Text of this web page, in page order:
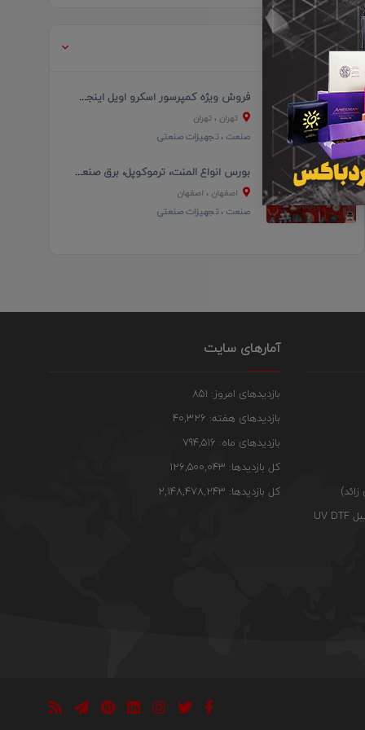
آگهی های مرتبط
فروش ویژه کمپرسور اسکرو اویل اینجکت (oil Injecte S...
تهران ، تهران
صنعت ، تجهیزات صنعتی
بورس انواع المنت، ترموکوپل، برق صنعتی و کلیه لوازم...
اصفهان ، اصفهان
صنعت ، تجهیزات صنعتی
آمارهای سایت
بازدیدهای امروز: 851
بازدیدهای هفته: 40,326
بازدیدهای ماه: 794,516
کل بازدیدها: 126,500,043
کل بازدیدها: 2,148,478,243